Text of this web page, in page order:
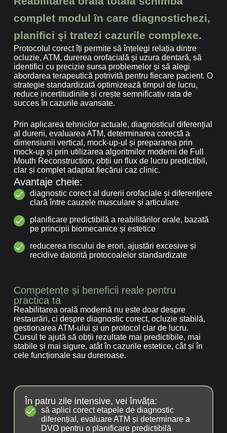
complet modul în care diagnostichezi,
planifici și tratezi cazurile complexe.
Protocolul corect îți permite să înțelegi relația dintre
ocluzie, ATM, durerea orofacială și uzura dentară, să
identifici cu precizie sursa problemelor și să alegi
abordarea terapeutică potrivită pentru fiecare pacient. O
strategie standardizată optimizează timpul de lucru,
reduce incertitudinile și crește semnificativ rata de
succes în cazurile avansate.
Prin aplicarea tehnicilor actuale, diagnosticul diferențial
al durerii, evaluarea ATM, determinarea corectă a
dimensiunii vertical, mock-up-ul și prepararea prin
mock-up și prin utilizarea algoritmilor moderni de Full
Mouth Reconstruction, obții un flux de lucru predictibil,
clar și complet adaptat fiecărui caz clinic.
Avantaje cheie:
diagnostic corect al durerii orofaciale și diferențiere
clară între cauzele musculare și articulare
planificare predictibilă a reabilitărilor orale, bazată
pe principii biomecanice și estetice
reducerea riscului de erori, ajustări excesive și
recidive datorită protocoalelor standardizate
Competențe și beneficii reale pentru
practica ta
Reabilitarea orală modernă nu este doar despre
restaurări, ci despre diagnostic corect, ocluzie stabilă,
gestionarea ATM-ului și un protocol clar de lucru.
Cursul te ajută să obții rezultate mai predictibile, mai
stabile și mai sigure, atât în cazurile estetice, cât și în
cele funcționale sau dureroase.
În patru zile intensive, vei învăța:
să aplici corect etapele de diagnostic
diferențial, evaluare ATM și determinare a
DVO pentru o planificare predictibilă